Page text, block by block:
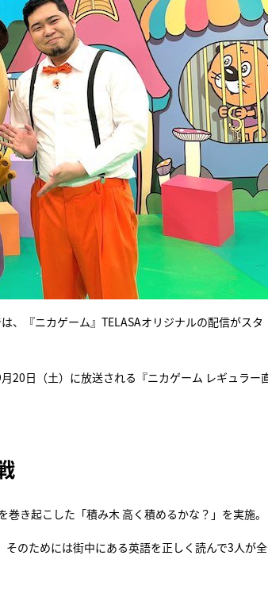
、『ニカゲーム』TELASAオリジナルの配信がスタ
20日（土）に放送される『ニカゲーム レギュラー
き起こした「積み木 高く積めるかな？」を実施。
のためには街中にある英語を正しく読んで3人が全